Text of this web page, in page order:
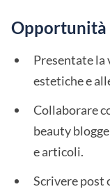
Opportunità
Presentate
estetiche e
Collaborare
beauty
e articoli.
Scrivere post